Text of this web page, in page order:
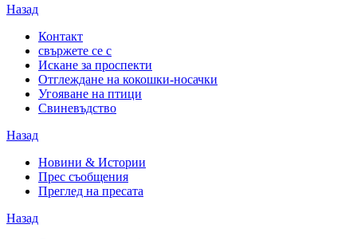
Назад
Контакт
свържете се с
Искане за проспекти
Отглеждане на кокошки-носачки
Угояване на птици
Свиневъдство
Назад
Новини & Истории
Прес съобщения
Преглед на пресата
Назад